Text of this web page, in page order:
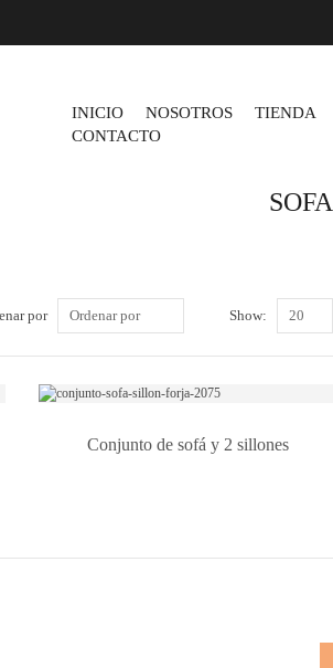
INICIO NOSOTROS TIENDA
CONTACTO
por Ordenar por Show: 20
Conjunto de sofá y 2 sillones